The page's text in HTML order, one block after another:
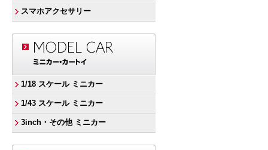
スマホアクセサリー
1/18 スケール ミニカー
1/43 スケール ミニカー
3inch・その他 ミニカー